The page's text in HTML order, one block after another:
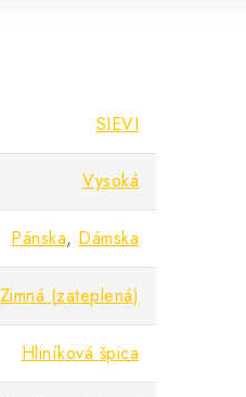
SIEVI
Vysoká
Pánska, Dámska
Zimná (zateplená)
Hliníková špica